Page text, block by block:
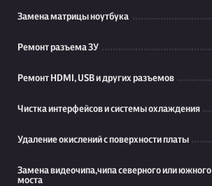
Замена матрицы ноутбука
Ремонт разъема ЗУ
Ремонт HDMI, USB и других разъемов
Чистка интерфейсов и системы охлаждения
Удаление окислений с поверхности платы
Замена видеочипа,чипа северного или южного
моста